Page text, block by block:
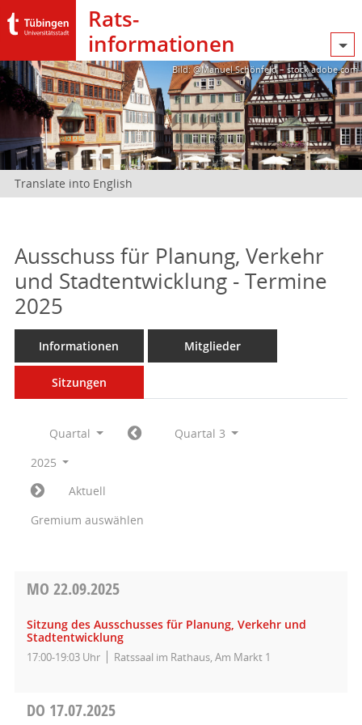
Rats­
informationen
Bild: @Manuel Schönfeld – stock.adobe.com
Translate into English
Ausschuss für Planung, Verkehr
und Stadtentwicklung - Termine
2025
Informationen Mitglieder
Sitzungen
Quartal
Quartal 3
2025
Aktuell
Gremium auswählen
MO 22.09.2025
Sitzung des Ausschusses für Planung, Verkehr und
Stadtentwicklung
17:00-19:03 Uhr Ratssaal im Rathaus, Am Markt 1
DO 17.07.2025